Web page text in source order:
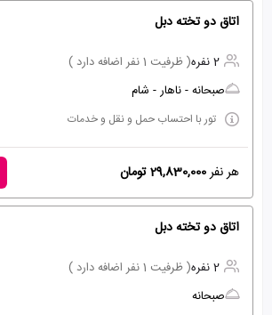
اتاق دو تخته دبل
2 نفره
( ظرفیت 1 نفر اضافه دارد )
صبحانه - ناهار - شام
تور با احتساب حمل و نقل و خدمات
هر نفر29,830,000 تومان
اتاق دو تخته دبل
2 نفره
( ظرفیت 1 نفر اضافه دارد )
صبحانه